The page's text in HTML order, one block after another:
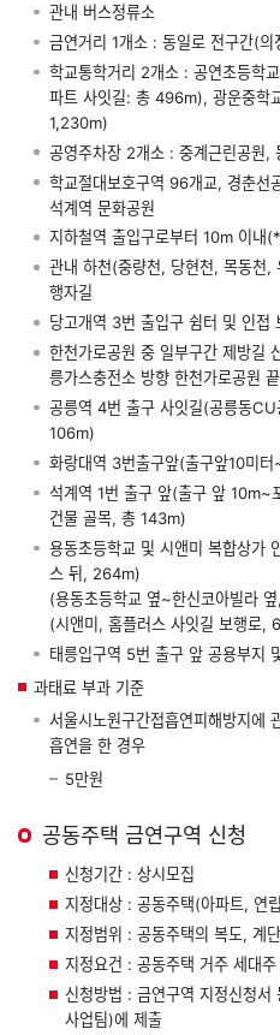
관내 버스정류소
금연거리 1개소 : 동일로 전구간(의
학교통학거리 2개소 : 공연초등학
파트 사잇길: 총 496m), 광운중학
1,230m)
공영주차장 2개소 : 중계근린공원,
학교절대보호구역 96개교, 경춘선
석계역 문화공원
지하철역 출입구로부터 10m 이내
관내 하천(중량천, 당현천, 목동천,
행자길
당고개역 3번 출입구 쉼터 및 인접
한천가로공원 중 일부구간 제방길
릉가스충전소 방향 한천가로공원
공릉역 4번 출구 사잇길(공릉동
106m)
화랑대역 3번출구앞(출구앞10미
석계역 1번 출구 앞(출구 앞 10m~
건물 골목, 총 143m)
용동초등학교 및 시앤미 복합상가
스 뒤, 264m)
(용동초등학교 옆~한신코아빌라
(시앤미, 홈플러스 사잇길 보행로,
태릉입구역 5번 출구 앞 공용부지
과태료 부과 기준
서울시노원구간접흡연피해방지에
흡연을 한 경우
5만원
공동주택 금연구역 신청
신청기간 : 상시모집
지정대상 : 공동주택(아파트, 연
지정범위 : 공동주택의 복도, 계
지정요건 : 공동주택 거주 세대
신청방법 : 금연구역 지정신청서
사업팀)에 제출